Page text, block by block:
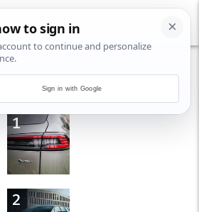
1
2
Sign in with Google